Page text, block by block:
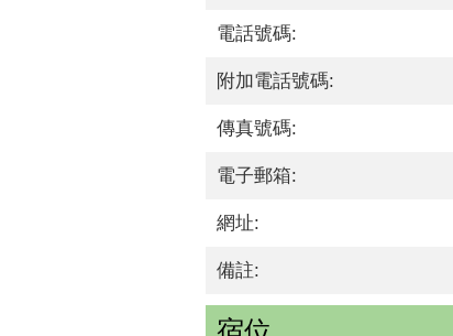
電話號碼:
附加電話號碼:
傳真號碼:
電子郵箱:
網址:
備註: